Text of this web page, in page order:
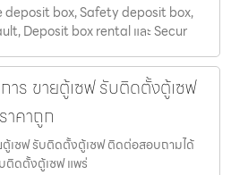
deposit box, Safety deposit box,
Deposit box rental และ Secur
ร ขายตู้เซฟ รับติดตั้งตู้เซฟ
คาถูก
เซฟ รับติดตั้งตู้เซฟ ติดต่อสอบถามได้
ติดตั้งตู้เซฟ แพร่